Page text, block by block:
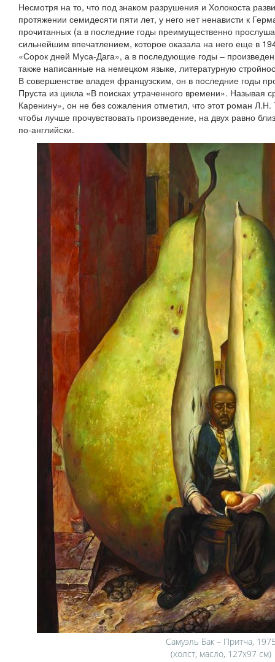
Несмотря на то, что под знаком разрушения и Холокоста
протяжении семидесяти пяти лет, у него нет ненависти к
прочитанных (а в последние годы преимущественно
сильнейшим впечатлением, которое оказала на него еще в
«Сорок дней Муса-Дага», а в последующие годы –
также написанные на немецком языке, литературную
В совершенстве владея французским, он в последние годы
Пруста из цикла «В поисках утраченного времени». Называя
Каренину», он не без сожаления отметил, что этот роман Л.Н.
чтобы лучше прочувствовать произведение, на двух равно
по-английски.
Самуэль Бак – Притча,
(холст, масло, 127х97 см)